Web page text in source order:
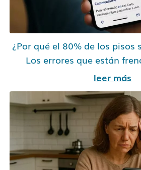
¿Por qué el 80% de los pisos
Los errores que están
leer más